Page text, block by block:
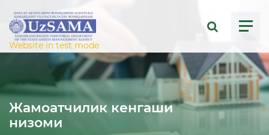
menu
Website in test mode
Жамоатчилик кенгаши
низоми